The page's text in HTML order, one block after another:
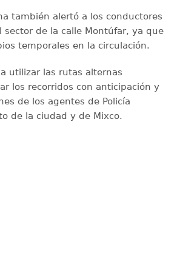
también alertó a los conductores
de la calle Montúfar, ya que
temporales en la circulación.
utilizar las rutas alternas
los recorridos con anticipación y
de los agentes de Policía
de la ciudad y de Mixco.